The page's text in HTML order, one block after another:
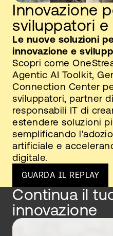
Innovazione
sviluppatori
Le nuove soluzioni
innovazione e
Scopri come
Agentic AI Toolkit,
Connection Center
sviluppatori, partner
responsabili IT di
estendere soluzioni
semplificando
artificiale e
digitale.
GUARDA IL REPLAY
Continua il
innovazione